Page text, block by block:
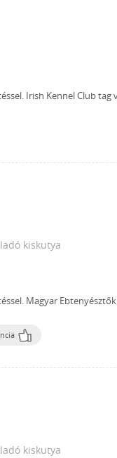
Irish Kennel Club tag
kiskutya
Magyar
kiskutya